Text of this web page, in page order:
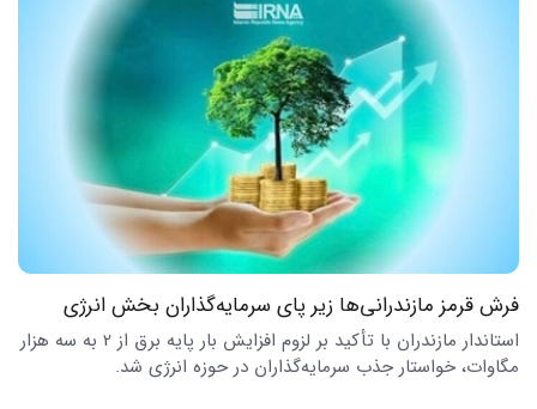
فرش قرمز مازندرانی‌ها زیر پای سرمایه‌گذاران بخش انرژی
استاندار مازندران با تأکید بر لزوم افزایش بار پایه برق از 2 به سه هزار
مگاوات، خواستار جذب سرمایه‌گذاران در حوزه انرژی شد.